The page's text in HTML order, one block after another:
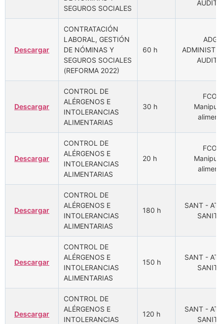
SEGUROS SOCIALES
Descargar
CONTRATACIÓN
LABORAL, GESTIÓN
DE NÓMINAS Y
SEGUROS SOCIALES
(REFORMA 2022)
60 h
Descargar
CONTROL DE
ALÉRGENOS E
INTOLERANCIAS
ALIMENTARIAS
30 h
Descargar
CONTROL DE
ALÉRGENOS E
INTOLERANCIAS
ALIMENTARIAS
20 h
Descargar
CONTROL DE
ALÉRGENOS E
INTOLERANCIAS
ALIMENTARIAS
180 h
SANT -
Descargar
CONTROL DE
ALÉRGENOS E
INTOLERANCIAS
ALIMENTARIAS
150 h
SANT -
Descargar
CONTROL DE
ALÉRGENOS E
INTOLERANCIAS
120 h
SANT -